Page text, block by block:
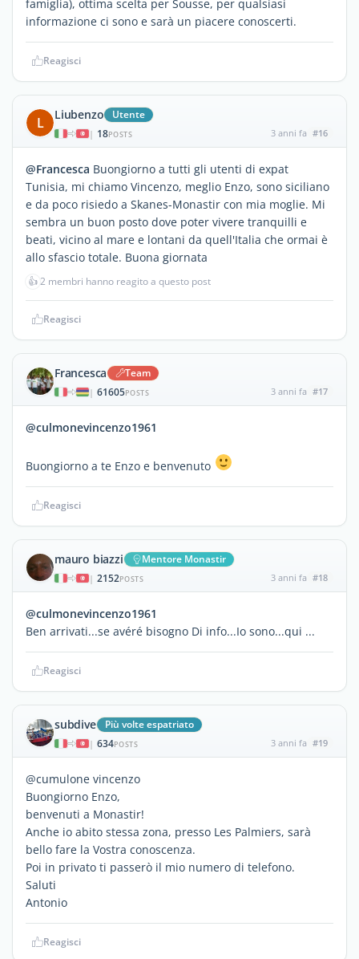
famiglia), ottima scelta per Sousse, per qualsiasi
informazione ci sono e sarà un piacere conoscerti.
Reagisci
L Liubenzo Utente
| 18POSTS 3 anni fa #16
@Francesca Buongiorno a tutti gli utenti di expat
Tunisia, mi chiamo Vincenzo, meglio Enzo, sono siciliano
e da poco risiedo a Skanes-Monastir con mia moglie. Mi
sembra un buon posto dove poter vivere tranquilli e
beati, vicino al mare e lontani da quell'Italia che ormai è
allo sfascio totale. Buona giornata
👍2 membri hanno reagito a questo post
Reagisci
Francesca Team
| 61605POSTS 3 anni fa #17
@culmonevincenzo1961
Buongiorno a te Enzo e benvenuto
Reagisci
mauro biazzi Mentore Monastir
| 2152POSTS 3 anni fa #18
@culmonevincenzo1961
Ben arrivati...se avéré bisogno Di info...Io sono...qui ...
Reagisci
subdive Più volte espatriato
| 634POSTS 3 anni fa #19
@cumulone vincenzo
Buongiorno Enzo,
benvenuti a Monastir!
Anche io abito stessa zona, presso Les Palmiers, sarà
bello fare la Vostra conoscenza.
Poi in privato ti passerò il mio numero di telefono.
Saluti
Antonio
Reagisci